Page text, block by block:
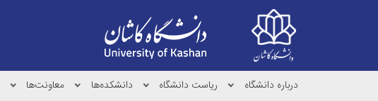
درباره دانشگاه ریاست دانشگاه دانشکده‌ها معاونت‌ها